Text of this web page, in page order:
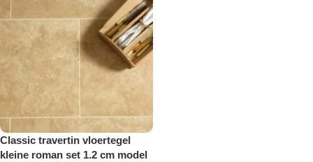
Classic travertin vloertegel
kleine roman set 1.2 cm model